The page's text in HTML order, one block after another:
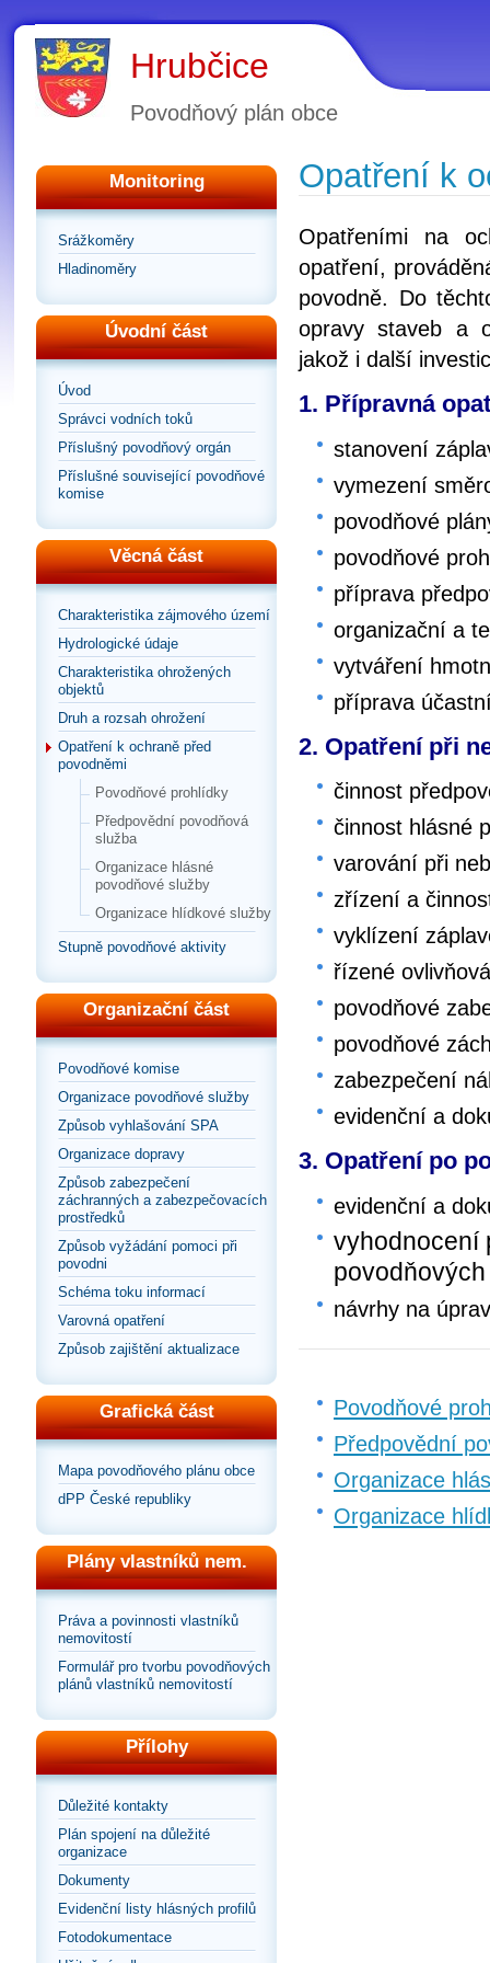
Hrubčice
Povodňový plán obce
Monitoring
Srážkoměry
Hladinoměry
Úvodní část
Úvod
Správci vodních toků
Příslušný povodňový orgán
Příslušné související povodňové
komise
Věcná část
Charakteristika zájmového území
Hydrologické údaje
Charakteristika ohrožených
objektů
Druh a rozsah ohrožení
Opatření k ochraně před
povodněmi
Povodňové prohlídky
Předpovědní povodňová
služba
Organizace hlásné
povodňové služby
Organizace hlídkové služby
Stupně povodňové aktivity
Organizační část
Povodňové komise
Organizace povodňové služby
Způsob vyhlašování SPA
Organizace dopravy
Způsob zabezpečení
záchranných a zabezpečovacích
prostředků
Způsob vyžádání pomoci při
povodni
Schéma toku informací
Varovná opatření
Způsob zajištění aktualizace
Grafická část
Mapa povodňového plánu obce
dPP České republiky
Plány vlastníků nem.
Práva a povinnosti vlastníků
nemovitostí
Formulář pro tvorbu povodňových
plánů vlastníků nemovitostí
Přílohy
Důležité kontakty
Plán spojení na důležité
organizace
Dokumenty
Evidenční listy hlásných profilů
Fotodokumentace
Opatření k
Opatřeními na
opatření,
povodně. Do
opravy staveb a
jakož i další
1. Přípravná
stanovení
vymezení
povodňové
povodňové
příprava
organizační a
vytváření
příprava
2. Opatření při
činnost
činnost hlásné
varování při
zřízení a
vyklízení
řízené
povodňové
povodňové
zabezpečení
evidenční a
3. Opatření po
evidenční a
vyhodnocení
návrhy na
Povodňové
Předpovědní
Organizace
Organizace